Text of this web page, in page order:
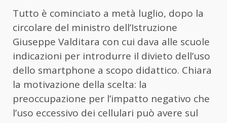
Tutto è cominciato a metà luglio, dopo la
circolare del ministro dell’Istruzione
Giuseppe Valditara con cui dava alle scuole
indicazioni per introdurre il divieto dell’uso
dello smartphone a scopo didattico. Chiara
la motivazione della scelta: la
preoccupazione per l’impatto negativo che
l’uso eccessivo dei cellulari può avere sul